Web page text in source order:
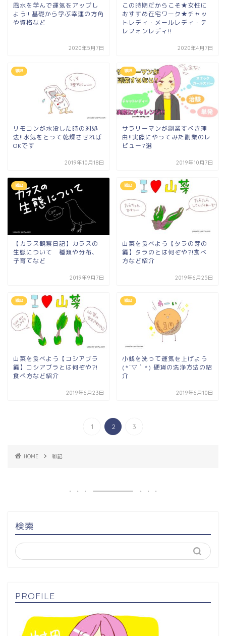
風水を学んで運気をアップし
よう!! 基礎から学ぶ幸運の方角
や資格など
2020年5月7日
この時期だからこそ★女性に
おすすめ在宅ワーク★チャッ
トレディ・メールレディ・テ
レフォンレディ!!
2020年4月7日
雑記
リモコンが水没した時の対処
法!!水気をとって乾燥させれば
OKです
2019年10月18日
雑記
サラリーマンが副業すべき理
由!!実際にやってみた副業のレ
ビュー7選
2019年10月7日
雑記
【カラス観察日記】カラスの
生態について 種類や分布、
子育てなど
2019年9月7日
雑記
山菜を食べよう【タラの芽の
編】タラのとは何ぞや?!食べ
方など紹介
2019年6月25日
雑記
山菜を食べよう【コシアブラ
編】コシアブラとは何ぞや?!
食べ方など紹介
2019年6月23日
雑記
小銭を洗って運気を上げよう
(*´▽｀*) 硬貨の洗浄方法の紹
介
2019年6月10日
1 2 3
HOME 雑記
検索
PROFILE